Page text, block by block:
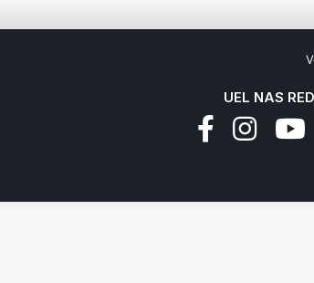
UEL NAS